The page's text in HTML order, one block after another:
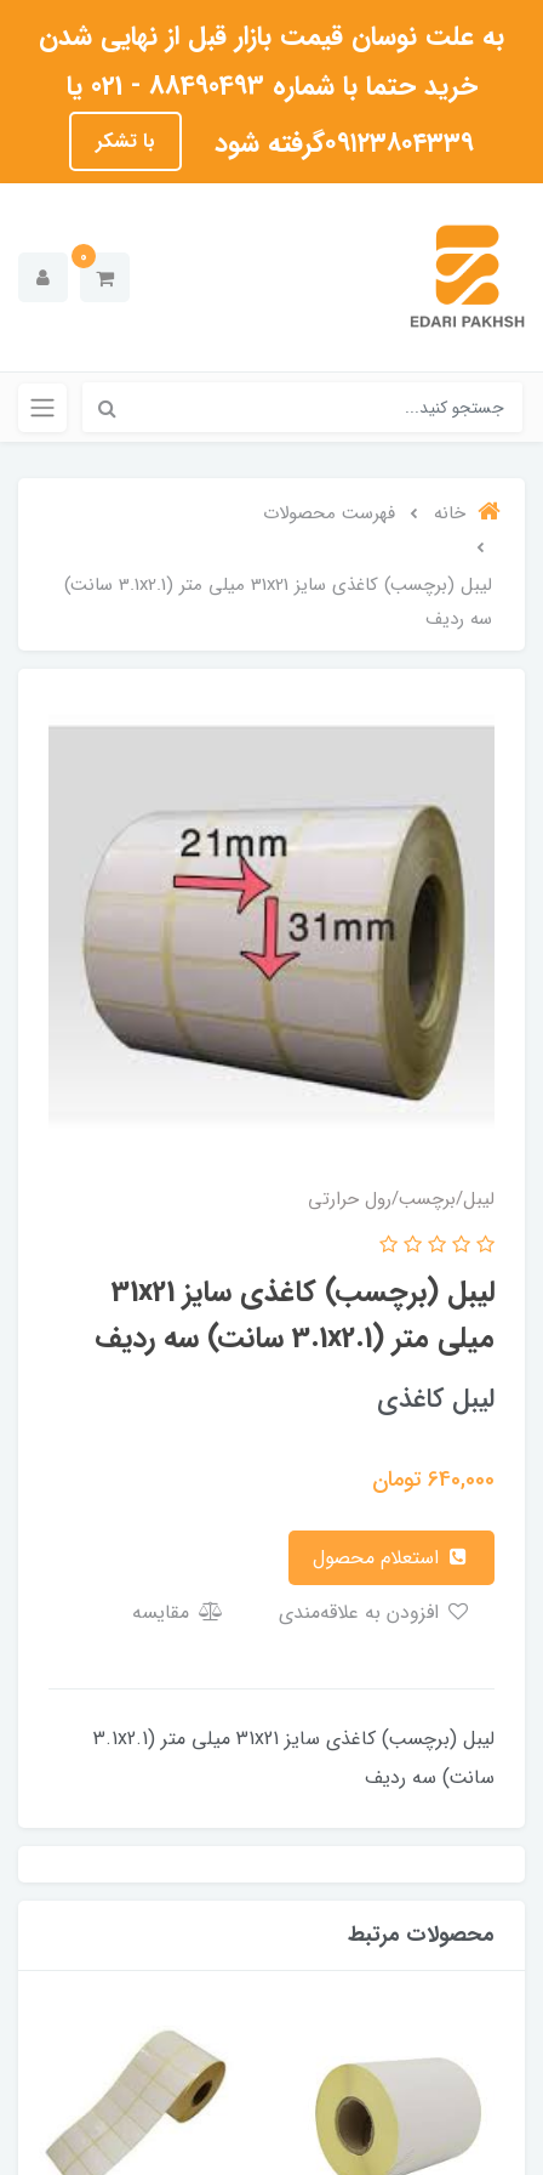
به علت نوسان قیمت بازار قبل از نهایی شدن
خرید حتما با شماره 88490493 - 021 یا
۰۹۱۲۳۸۰۴۳۳۹گرفته شود
با تشکر
0
خانه فهرست محصولات
لیبل (برچسب) کاغذی سایز 31x21 میلی متر (3.1x2.1 سانت)
سه ردیف
لیبل/برچسب/رول حرارتی
لیبل (برچسب) کاغذی سایز 31x21
میلی متر (3.1x2.1 سانت) سه ردیف
لیبل کاغذی
640,000تومان
مقایسه
لیبل (برچسب) کاغذی سایز 31x21 میلی متر (3.1x2.1
سانت) سه ردیف
محصولات مرتبط